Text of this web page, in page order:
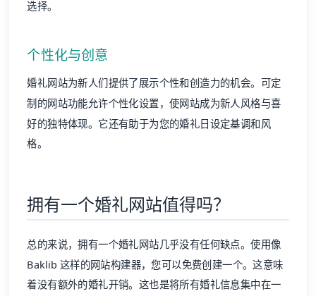
选择。
个性化与创意
婚礼网站为新人们提供了展示个性和创造力的机会。可定
制的网站功能允许个性化设置，使网站成为新人风格与喜
好的独特体现。它还有助于为您的婚礼日设定基调和风
格。
拥有一个婚礼网站值得吗？
总的来说，拥有一个婚礼网站几乎没有任何缺点。使用像
Baklib 这样的网站构建器，您可以免费创建一个。这意味
着没有额外的婚礼开销。这也是将所有婚礼信息集中在一